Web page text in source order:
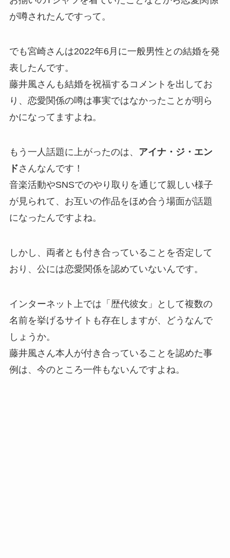
が噂されたんですって。
でも宮崎さんは2022年6月に一般男性との結婚を発
表したんです。
藤井風さんも結婚を祝福するコメントを出してお
り、恋愛関係の噂は事実ではなかったことが明ら
かになってますよね。
もう一人話題に上がったのは、 アイナ・ジ・エン
ドさんなんです！
音楽活動やSNSでのやり取りを通じて親しい様子
が見られて、お互いの作品をほめ合う場面が話題
になったんですよね。
しかし、両者とも付き合っていることを否定して
おり、公には恋愛関係を認めていないんです。
インターネット上では「歴代彼女」として複数の
名前を挙げるサイトも存在しますが、どうなんで
しょうか。
藤井風さん本人が付き合っていることを認めた事
例は、今のところ一件もないんですよね。